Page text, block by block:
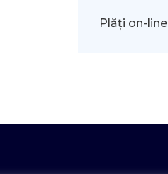
Plăți on-line